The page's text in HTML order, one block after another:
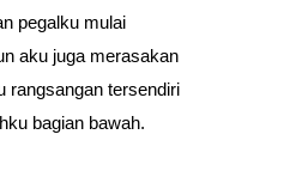
pegalku mulai
aku juga merasakan
rangsangan tersendiri
bagian bawah.